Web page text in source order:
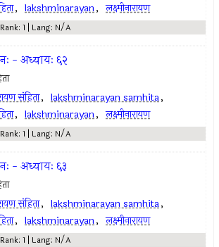
, lakshminarayan, लक्ष्मीनारायण
1 | Lang: N/A
- अध्यायः ६२
संहिता, lakshminarayan samhita,
, lakshminarayan, लक्ष्मीनारायण
1 | Lang: N/A
- अध्यायः ६३
संहिता, lakshminarayan samhita,
, lakshminarayan, लक्ष्मीनारायण
1 | Lang: N/A